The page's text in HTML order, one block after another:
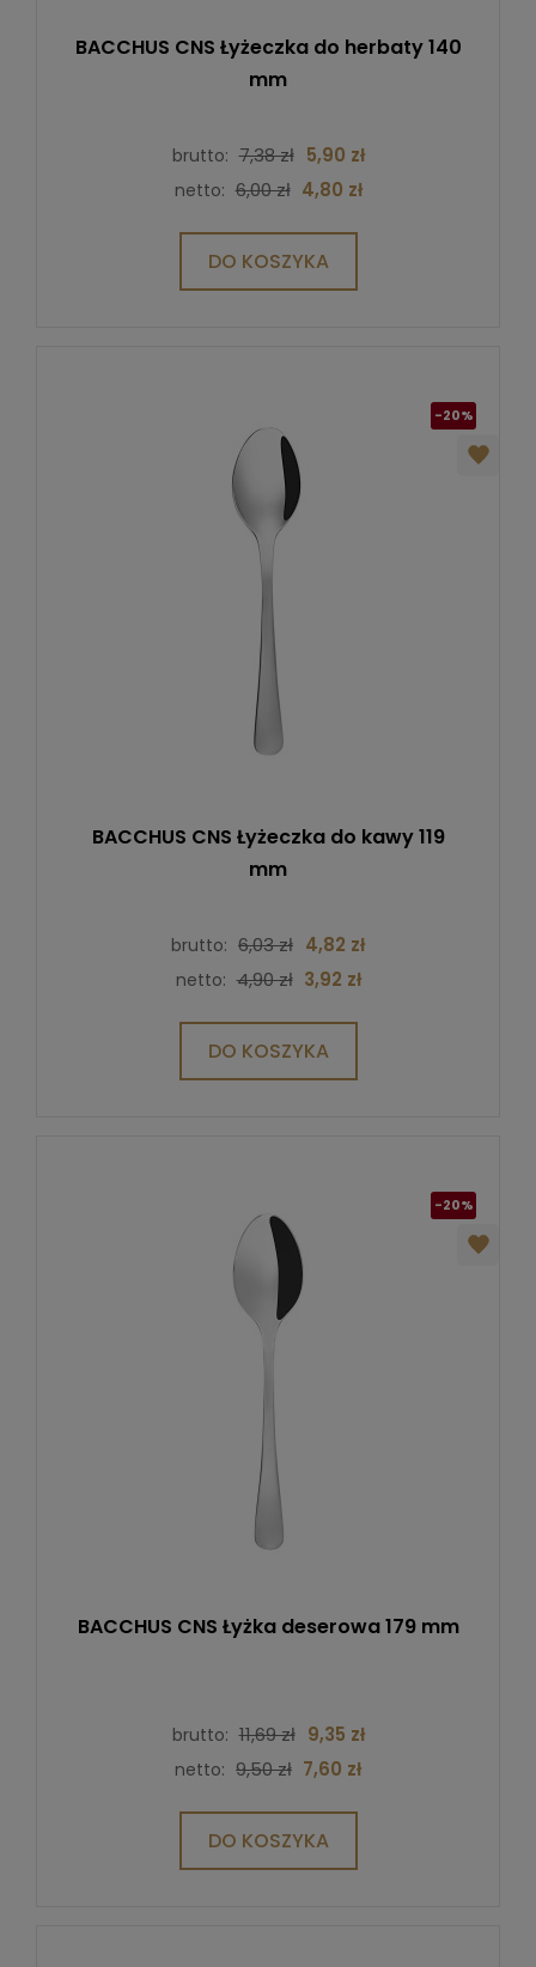
BACCHUS CNS Łyżeczka do herbaty 140
mm
brutto: 7,38 zł 5,90 zł
netto: 6,00 zł 4,80 zł
DO KOSZYKA
-20%
BACCHUS CNS Łyżeczka do kawy 119
mm
brutto: 6,03 zł 4,82 zł
netto: 4,90 zł 3,92 zł
DO KOSZYKA
-20%
BACCHUS CNS Łyżka deserowa 179 mm
brutto: 11,69 zł 9,35 zł
netto: 9,50 zł 7,60 zł
DO KOSZYKA